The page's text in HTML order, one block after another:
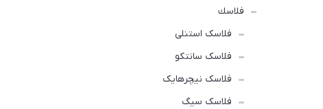
فلاسك
فلاسک استنلی
فلاسک سانتکو
فلاسک نیچرهایک
فلاسک سیگ